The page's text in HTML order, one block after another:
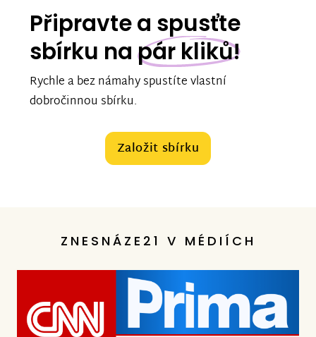
Připravte a spusťte
sbírku na pár kliků!
Rychle a bez námahy spustíte vlastní
dobročinnou sbírku.
Založit sbírku
ZNESNÁZE21 V MÉDIÍCH